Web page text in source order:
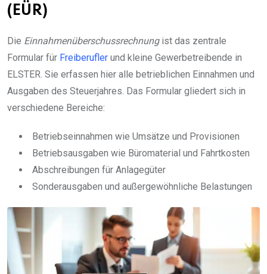
(EÜR)
Die Einnahmenüberschussrechnungist das zentrale
Formular für Freiberufler und kleine Gewerbetreibende in
ELSTER. Sie erfassen hier alle betrieblichen Einnahmen und
Ausgaben des Steuerjahres. Das Formular gliedert sich in
verschiedene Bereiche:
Betriebseinnahmen wie Umsätze und Provisionen
Betriebsausgaben wie Büromaterial und Fahrtkosten
Abschreibungen für Anlagegüter
Sonderausgaben und außergewöhnliche Belastungen